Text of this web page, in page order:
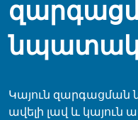
Կայուն զարգացման
ավելի լավ և կայուն